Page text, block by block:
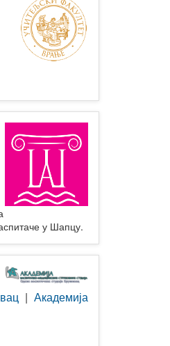
у Шапцу.
| Академија